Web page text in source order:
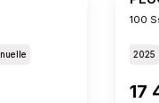
100
2025
17